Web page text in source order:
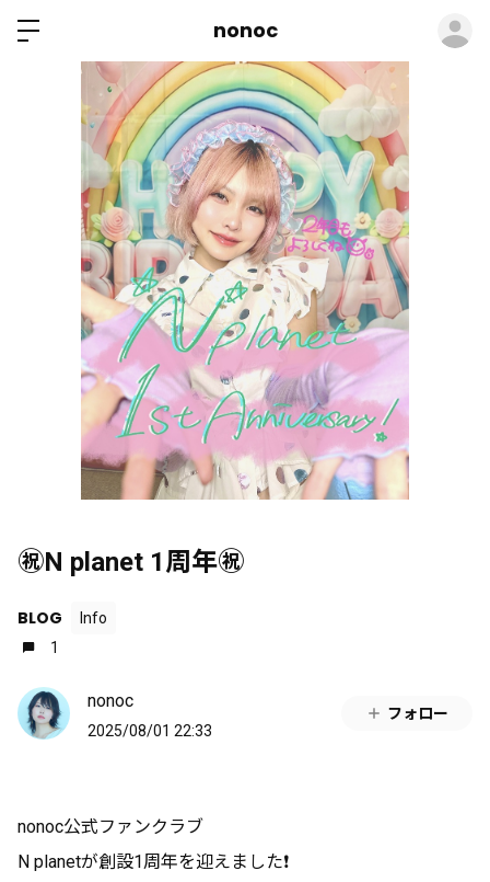
nonoc
㊗️N planet 1周年㊗️
BLOG
Info
1
nonoc
2025/08/01 22:33
フォロー
nonoc公式ファンクラブ
N planetが創設1周年を迎えました❗️